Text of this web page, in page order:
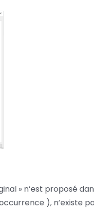
» n’est proposé
), n’existe